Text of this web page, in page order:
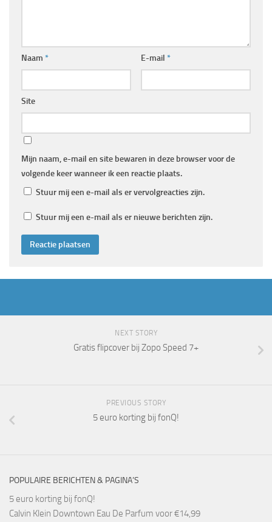
Naam * E-mail *
Site
Mijn naam, e-mail en site bewaren in deze browser voor de
volgende keer wanneer ik een reactie plaats.
Stuur mij een e-mail als er vervolgreacties zijn.
Stuur mij een e-mail als er nieuwe berichten zijn.
NEXT STORY
Gratis flipcover bij Zopo Speed 7+
PREVIOUS STORY
5 euro korting bij fonQ!
POPULAIRE BERICHTEN & PAGINA’S
5 euro korting bij fonQ!
Calvin Klein Downtown Eau De Parfum voor €14,99